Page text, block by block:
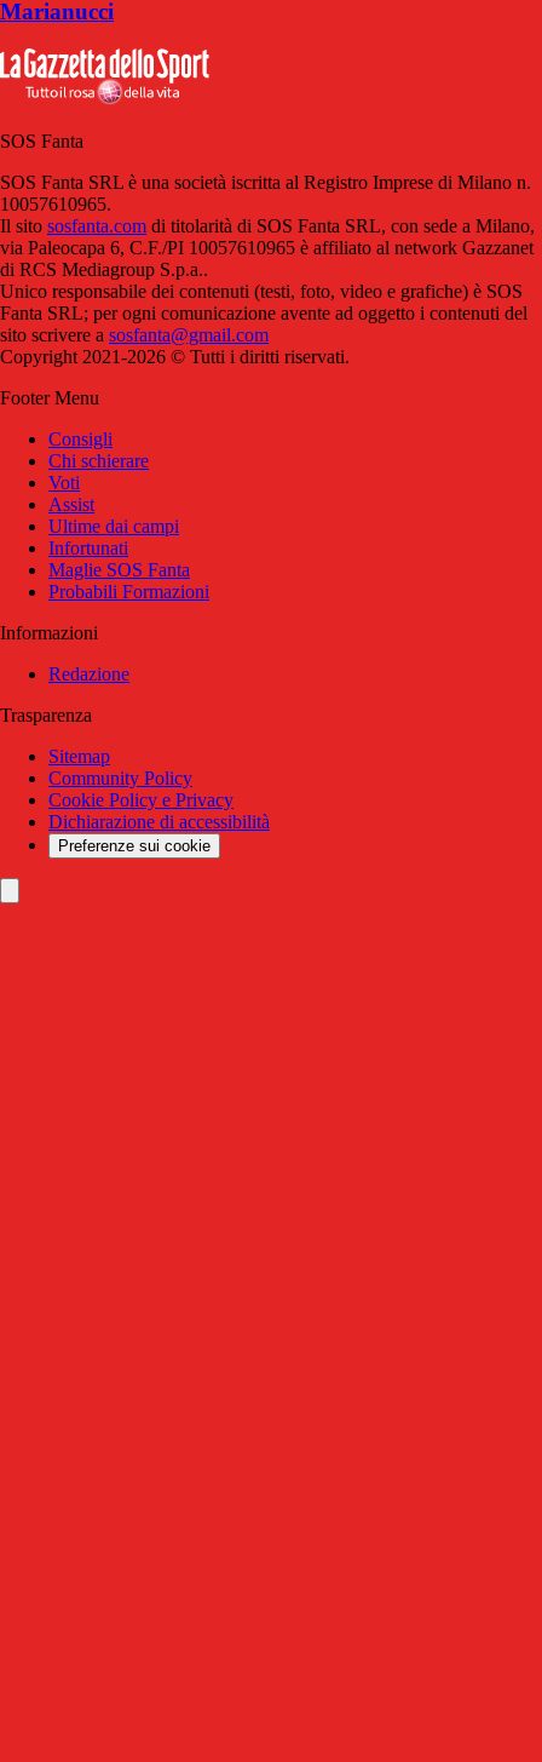
Marianucci
SOS Fanta
SOS Fanta SRL è una società iscritta al Registro Imprese di Milano n.
10057610965.
Il sito sosfanta.com di titolarità di SOS Fanta SRL, con sede a Milano,
via Paleocapa 6, C.F./PI 10057610965 è affiliato al network Gazzanet
di RCS Mediagroup S.p.a..
Unico responsabile dei contenuti (testi, foto, video e grafiche) è SOS
Fanta SRL; per ogni comunicazione avente ad oggetto i contenuti del
sito scrivere a sosfanta@gmail.com
Copyright 2021-2026 © Tutti i diritti riservati.
Footer Menu
Consigli
Chi schierare
Voti
Assist
Ultime dai campi
Infortunati
Maglie SOS Fanta
Probabili Formazioni
Informazioni
Redazione
Trasparenza
Sitemap
Community Policy
Cookie Policy e Privacy
Dichiarazione di accessibilità
Preferenze sui cookie